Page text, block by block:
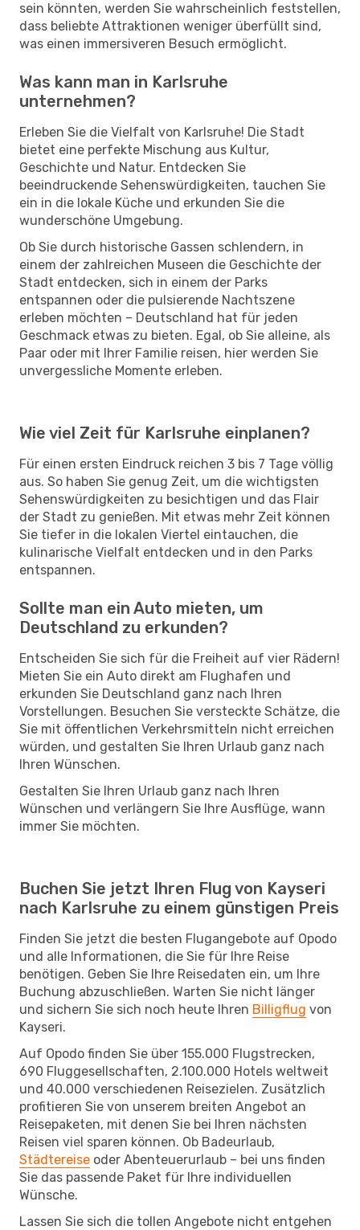
sein könnten, werden Sie wahrscheinlich feststellen,
dass beliebte Attraktionen weniger überfüllt sind,
was einen immersiveren Besuch ermöglicht.
Was kann man in Karlsruhe
unternehmen?
Erleben Sie die Vielfalt von Karlsruhe! Die Stadt
bietet eine perfekte Mischung aus Kultur,
Geschichte und Natur. Entdecken Sie
beeindruckende Sehenswürdigkeiten, tauchen Sie
ein in die lokale Küche und erkunden Sie die
wunderschöne Umgebung.
Ob Sie durch historische Gassen schlendern, in
einem der zahlreichen Museen die Geschichte der
Stadt entdecken, sich in einem der Parks
entspannen oder die pulsierende Nachtszene
erleben möchten – Deutschland hat für jeden
Geschmack etwas zu bieten. Egal, ob Sie alleine, als
Paar oder mit Ihrer Familie reisen, hier werden Sie
unvergessliche Momente erleben.
Wie viel Zeit für Karlsruhe einplanen?
Für einen ersten Eindruck reichen 3 bis 7 Tage völlig
aus. So haben Sie genug Zeit, um die wichtigsten
Sehenswürdigkeiten zu besichtigen und das Flair
der Stadt zu genießen. Mit etwas mehr Zeit können
Sie tiefer in die lokalen Viertel eintauchen, die
kulinarische Vielfalt entdecken und in den Parks
entspannen.
Sollte man ein Auto mieten, um
Deutschland zu erkunden?
Entscheiden Sie sich für die Freiheit auf vier Rädern!
Mieten Sie ein Auto direkt am Flughafen und
erkunden Sie Deutschland ganz nach Ihren
Vorstellungen. Besuchen Sie versteckte Schätze, die
Sie mit öffentlichen Verkehrsmitteln nicht erreichen
würden, und gestalten Sie Ihren Urlaub ganz nach
Ihren Wünschen.
Gestalten Sie Ihren Urlaub ganz nach Ihren
Wünschen und verlängern Sie Ihre Ausflüge, wann
immer Sie möchten.
Buchen Sie jetzt Ihren Flug von Kayseri
nach Karlsruhe zu einem günstigen Preis
Finden Sie jetzt die besten Flugangebote auf Opodo
und alle Informationen, die Sie für Ihre Reise
benötigen. Geben Sie Ihre Reisedaten ein, um Ihre
Buchung abzuschließen. Warten Sie nicht länger
und sichern Sie sich noch heute Ihren Billigflug von
Kayseri.
Auf Opodo finden Sie über 155.000 Flugstrecken,
690 Fluggesellschaften, 2.100.000 Hotels weltweit
und 40.000 verschiedenen Reisezielen. Zusätzlich
profitieren Sie von unserem breiten Angebot an
Reisepaketen, mit denen Sie bei Ihren nächsten
Reisen viel sparen können. Ob Badeurlaub,
Städtereise oder Abenteuerurlaub – bei uns finden
Sie das passende Paket für Ihre individuellen
Wünsche.
Lassen Sie sich die tollen Angebote nicht entgehen